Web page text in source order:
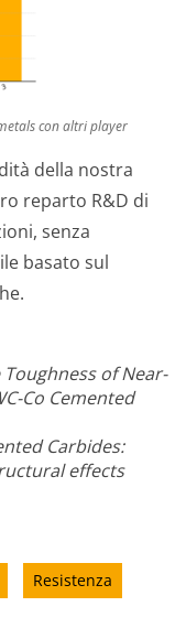
con altri player
della nostra
reparto R&D di
senza
basato sul
of Near-
Co Cemented
Carbides:
effects
Resistenza